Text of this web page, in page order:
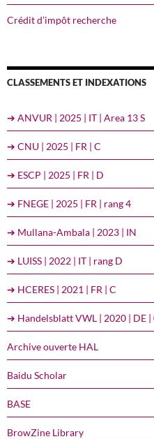
Crédit d’impôt recherche
CLASSEMENTS ET INDEXATIONS
➔ ANVUR | 2025 | IT | Area 13 S
➔ CNU | 2025 | FR | C
➔ ESCP | 2025 | FR | D
➔ FNEGE | 2025 | FR | rang 4
➔ Mullana-Ambala | 2023 | IN
➔ LUISS | 2022 | IT | rang D
➔ HCERES | 2021 | FR | C
➔ Handelsblatt VWL | 2020 | DE |
Archive ouverte HAL
Baidu Scholar
BASE
BrowZine Library